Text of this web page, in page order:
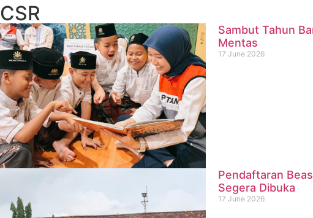
CSR
Sambut Tahun
Mentas
17 June 2026
Pendaftaran
Segera Dibuka
17 June 2026